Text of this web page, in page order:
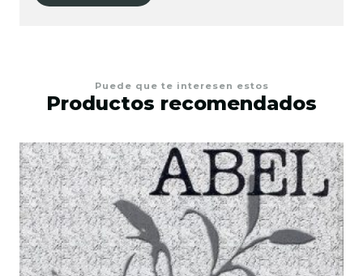
Puede que te interesen estos
Productos recomendados